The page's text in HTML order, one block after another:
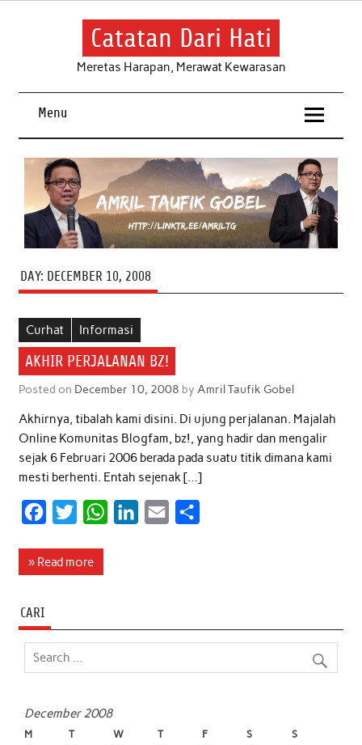
Skip
Catatan Dari Hati
Meretas Harapan, Merawat Kewarasan
Menu
DAY: DECEMBER 10, 2008
Curhat Informasi
AKHIR PERJALANAN BZ!
Posted on December 10, 2008 by Amril Taufik Gobel
Akhirnya, tibalah kami disini. Di ujung perjalanan. Majalah
Online Komunitas Blogfam, bz!, yang hadir dan mengalir
sejak 6 Februari 2006 berada pada suatu titik dimana kami
mesti berhenti. Entah sejenak […]
c
o
o
i
e
W
A
d
» Read more
CARI
December 2008
M T W T F S S